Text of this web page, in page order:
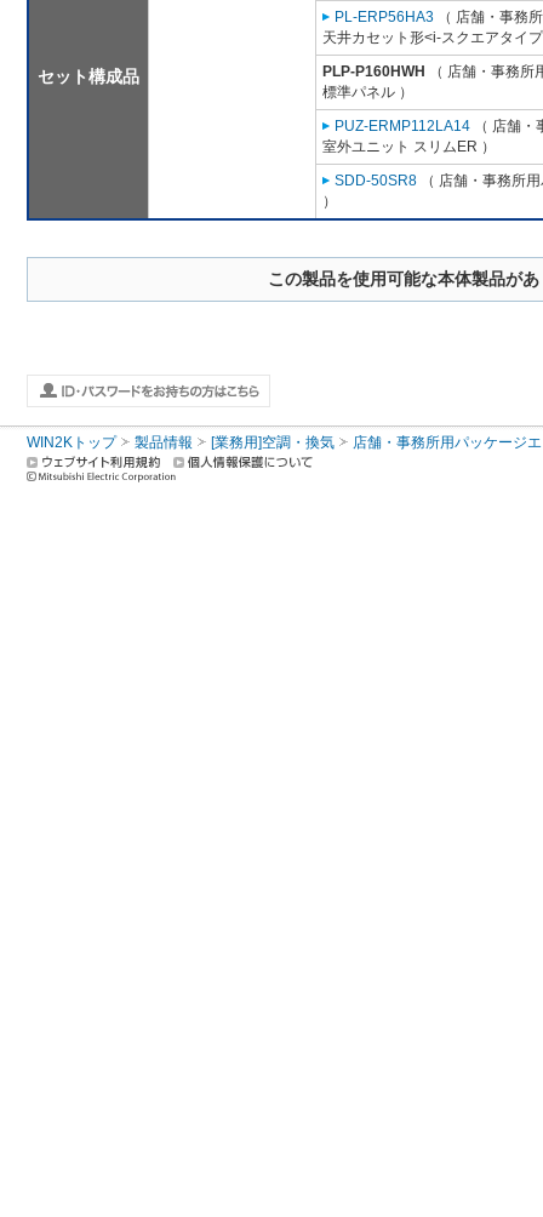
セット構成品
PL-ERP56HA3 （ 店舗・事務
天井カセット形<i-スクエアタイ
PLP-P160HWH
（ 店舗・事務所
標準パネル ）
PUZ-ERMP112LA14 （ 店舗
室外ユニット スリムER ）
SDD-50SR8 （ 店舗・事務所
）
この製品を使用可能な本体製品が
WIN2Kトップ 製品情報 [業務用]空調・換気 店舗・事務所用パッケージ